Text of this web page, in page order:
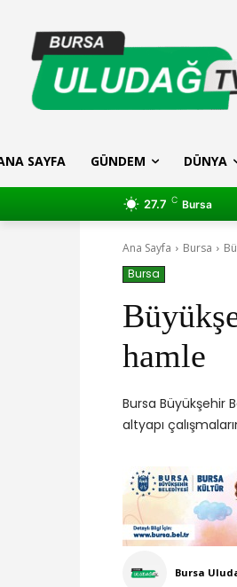
SAYFA GÜNDEM DÜNYA
27.7 C Bursa
Ana Sayfa Bursa
Bursa
hamle
Bursa Büyükşehir
altyapı
Bursa